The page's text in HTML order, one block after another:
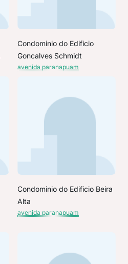
Condominio do Edificio
Goncalves Schmidt
avenida paranapuam
Condominio do Edificio Beira
Alta
avenida paranapuam